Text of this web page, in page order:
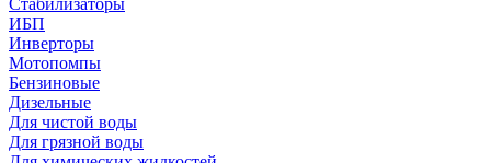
Стабилизаторы
ИБП
Инверторы
Мотопомпы
Бензиновые
Дизельные
Для чистой воды
Для грязной воды